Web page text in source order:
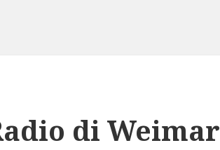
di Weimar